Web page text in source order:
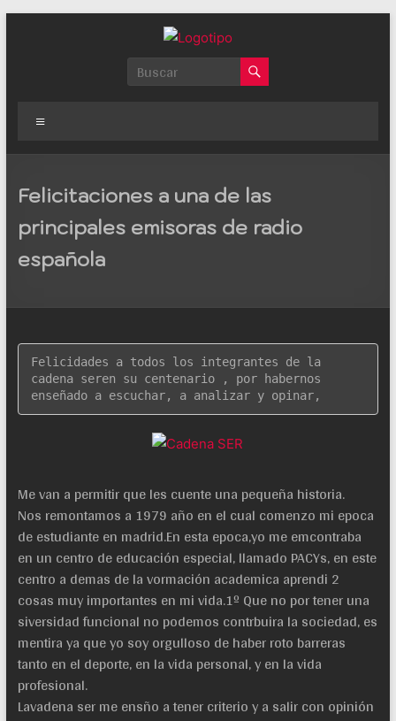
Quintana
web
de
información,
entretenimiento
en
Felicitaciones a una de las
principales emisoras de radio
española
Felicidades a todos los integrantes de la
cadena seren su centenario , por habernos
enseñado a escuchar, a analizar y opinar,
Me van a permitir que les cuente una pequeña historia.
Nos remontamos a 1979 año en el cual comenzo mi epoca
de estudiante en madrid.En esta epoca,yo me emcontraba
en un centro de educación especial, llamado PACYs, en este
centro a demas de la vormación academica aprendi 2
cosas muy importantes en mi vida.1º Que no por tener una
siversidad funcional no podemos contrbuira la sociedad, es
mentira ya que yo soy orgulloso de haber roto barreras
tanto en el deporte, en la vida personal, y en la vida
profesional.
Lavadena ser me ensño a tener criterio y a salir con opinión